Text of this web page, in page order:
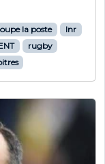
la poste
lnr
rugby